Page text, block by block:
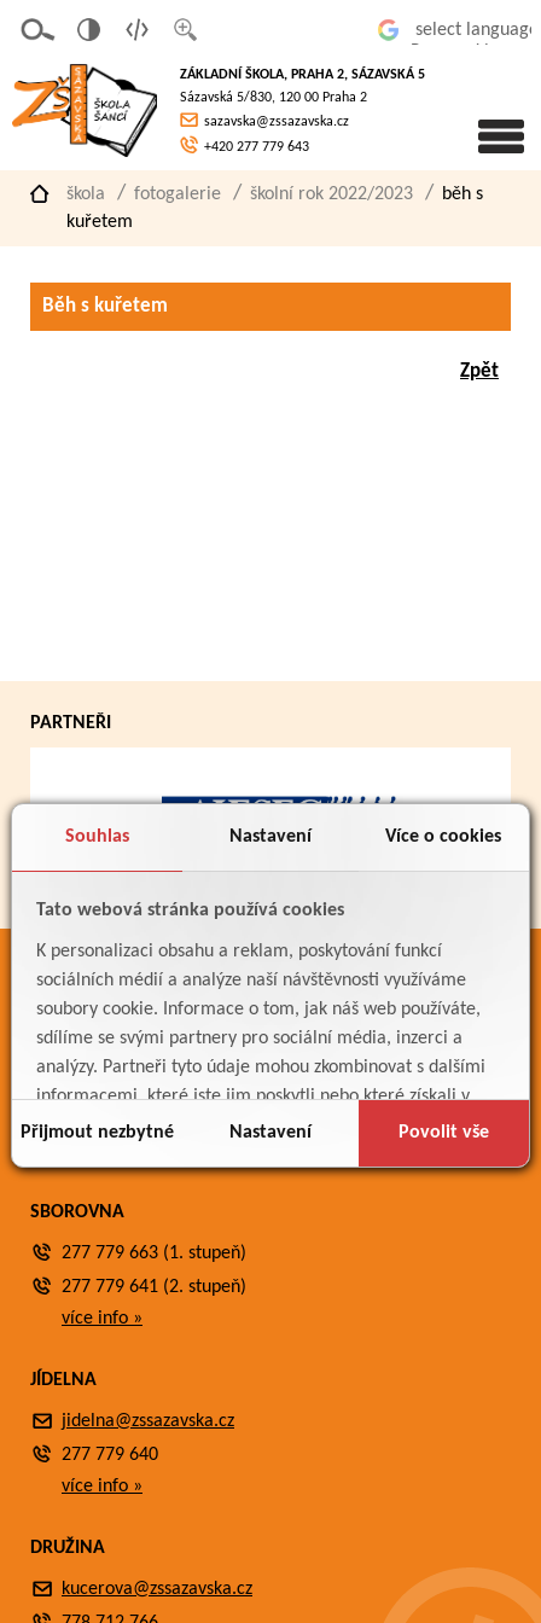
Souhlas Nastavení Více o cookies
Tato webová stránka používá cookies
K personalizaci obsahu a reklam, poskytování funkcí
sociálních médií a analýze naší návštěvnosti využíváme
soubory cookie. Informace o tom, jak náš web používáte,
sdílíme se svými partnery pro sociální média, inzerci a
analýzy. Partneři tyto údaje mohou zkombinovat s dalšími
informacemi, které jste jim poskytli nebo které získali v
důsledku toho, že používáte jejich služby.
Přijmout nezbytné Nastavení Povolit vše
písmo
á
verze
pro
slaboz
raké
ZÁKLADNÍ ŠKOLA, PRAHA 2, SÁZAVSKÁ 5
Sázavská 5/830, 120 00 Praha 2
sazavska@zssazavska.cz
+420 277 779 643
škola fotogalerie školní rok 2022/2023
běh s
kuřetem
Běh s kuřetem
Zpět
PARTNEŘI
ODKAZY
Bakaláři
Jídelníček
Meteostanice
SBOROVNA
277 779 663 (1. stupeň)
277 779 641 (2. stupeň)
více info »
JÍDELNA
jidelna@zssazavska.cz
277 779 640
více info »
DRUŽINA
kucerova@zssazavska.cz